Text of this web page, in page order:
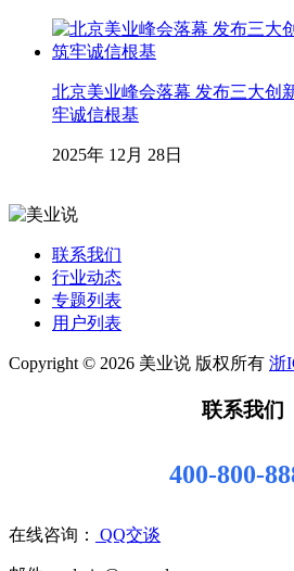
北京美业峰会落幕 发布三大创
牢诚信根基
2025年 12月 28日
联系我们
行业动态
专题列表
用户列表
Copyright © 2026 美业说 版权所有 浙
联系我们
400-800-
在线咨询： QQ交谈